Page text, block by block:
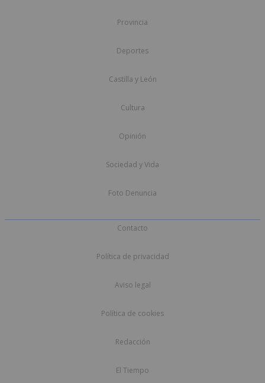
Provincia
Deportes
Castilla y León
Cultura
Opinión
Sociedad y Vida
Foto Denuncia
Contacto
Política de privacidad
Aviso legal
Política de cookies
Redacción
El Tiempo